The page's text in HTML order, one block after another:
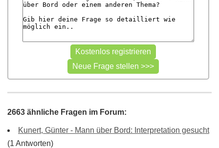
2663 ähnliche Fragen im Forum:
Kunert, Günter - Mann über Bord: Interpretation gesucht
(1 Antworten)